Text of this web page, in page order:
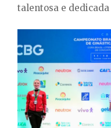
talentosa e dedicada